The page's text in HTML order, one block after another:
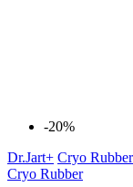
-20%
Dr.Jart+ Cryo Rubber
Cryo Rubber